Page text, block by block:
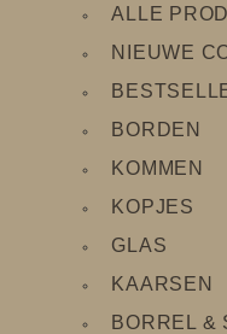
ALLE
NIEUWE
BORDEN
KOMMEN
KOPJES
GLAS
KAARSEN
BORREL &